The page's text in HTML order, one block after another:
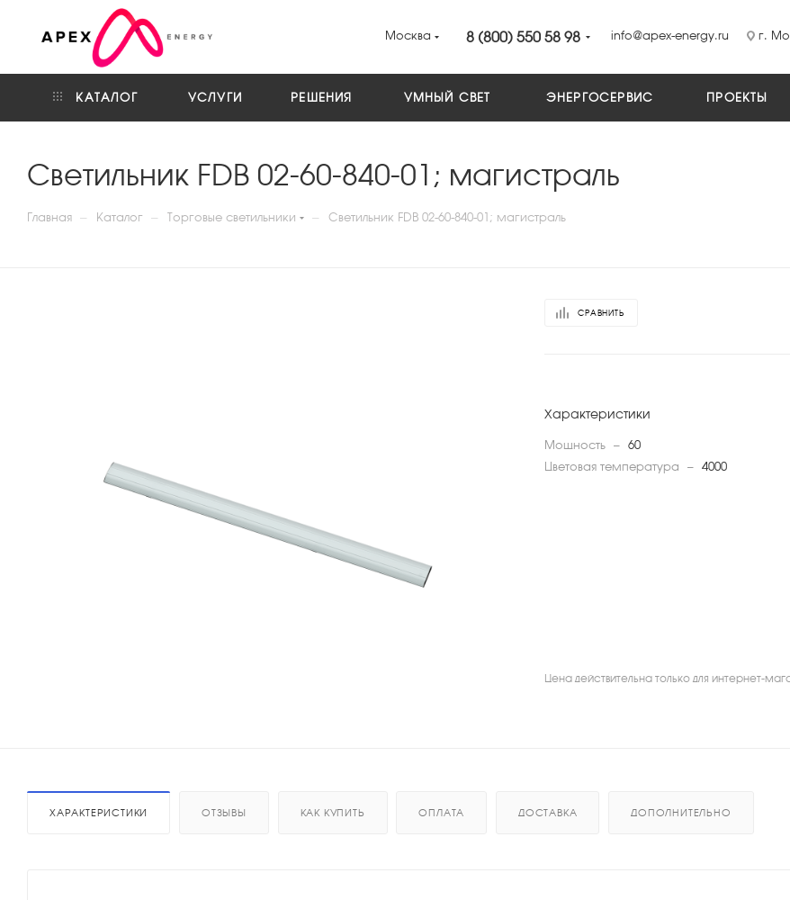
Москва 8 (800) 550 58 98 info@apex-energy.ru г.
КАТАЛОГ УСЛУГИ РЕШЕНИЯ УМНЫЙ СВЕТ ЭНЕРГОСЕРВИС ПРОЕКТЫ
Светильник FDB 02-60-840-01; магистраль
Главная — Каталог — Торговые светильники — Светильник FDB 02-60-840-01; магистраль
СРАВНИТЬ
Характеристики
Мощность —
60
Цветовая температура
— 4000
Цена действительна только для интернет-
ХАРАКТЕРИСТИКИ ОТЗЫВЫ КАК КУПИТЬ ОПЛАТА ДОСТАВКА ДОПОЛНИТЕЛЬНО